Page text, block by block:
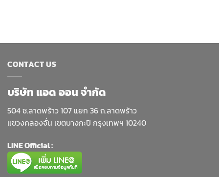
CONTACT US
บริษัท แอด ออน จำกัด
504 ซ.ลาดพร้าว 107 แยก 36 ถ.ลาดพร้าว
แขวงคลองจั่น เขตบางกะปิ กรุงเทพฯ 10240
LINE Official :